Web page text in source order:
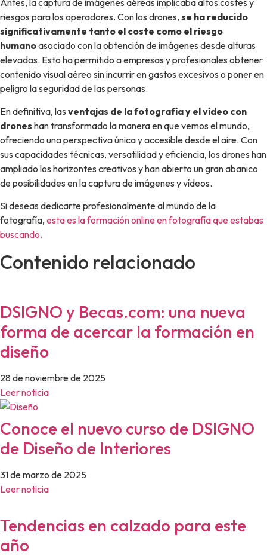
riesgos para los operadores. Con los drones, se ha reducido
significativamente tanto el coste como el riesgo
humanoasociado con la obtención de imágenes desde alturas
elevadas. Esto ha permitido a empresas y profesionales obtener
contenido visual aéreo sin incurrir en gastos excesivos o poner en
peligro la seguridad de las personas.
En definitiva, las ventajas de la fotografía y el vídeo con
drones han transformado la manera en que vemos el mundo,
ofreciendo una perspectiva única y accesible desde el aire. Con
sus capacidades técnicas, versatilidad y eficiencia, los drones han
ampliado los horizontes creativos y han abierto un gran abanico
de posibilidades en la captura de imágenes y vídeos.
Si deseas dedicarte profesionalmente al mundo de la
fotografía, esta es la formación online en fotografía que estabas
buscando.
Contenido relacionado
DSIGNO y Becas.com: una nueva
forma de acercar la formación en
diseño
28 de noviembre de 2025
Leer noticia
Conoce el nuevo curso de DSIGNO
de Diseño de Interiores
31 de marzo de 2025
Leer noticia
Tendencias en calzado para este
año